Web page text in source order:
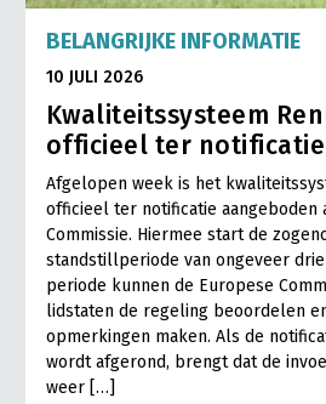
BELANGRIJKE INFORMATIE
10 JULI 2026
Kwaliteitssysteem
officieel ter
Afgelopen week is het
officieel ter notificatie aangeboden
Commissie. Hiermee start de
standstillperiode van ongeveer drie
periode kunnen de Europese
lidstaten de regeling beoordelen
opmerkingen maken. Als de
wordt afgerond, brengt dat de
weer […]